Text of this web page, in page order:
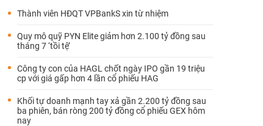
Thành viên HĐQT VPBankS xin từ nhiệm
Quy mô quỹ PYN Elite giảm hơn 2.100 tỷ đồng sau
tháng 7 ‘tồi tệ’
Công ty con của HAGL chốt ngày IPO gần 19 triệu
cp với giá gấp hơn 4 lần cổ phiếu HAG
Khối tự doanh mạnh tay xả gần 2.200 tỷ đồng sau
ba phiên, bán ròng 200 tỷ đồng cổ phiếu GEX hôm
nay